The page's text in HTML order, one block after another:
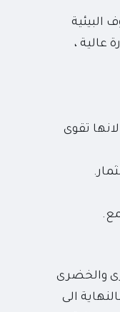
البيئية
عالية ،
تقوى
والخضرى
الى